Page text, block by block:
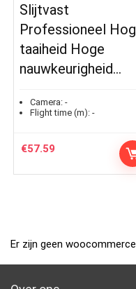
Slijtvast
Professioneel
taaiheid Hoge
nauwkeurigheid…
Camera: -
Flight time (m): -
€57.59
Er zijn geen